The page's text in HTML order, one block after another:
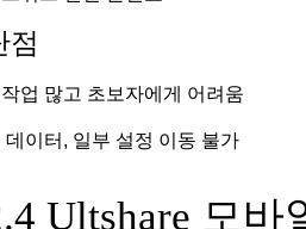
점
업 많고 초보자에게 어려움
데이터, 일부 설정 이동 불가
Ultshare 모